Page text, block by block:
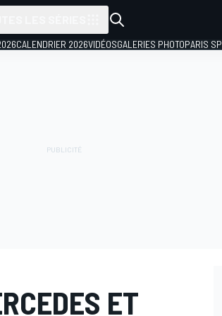
CALENDRIER 2026VIDÉOSGALERIES PHOTOPARIS
ET